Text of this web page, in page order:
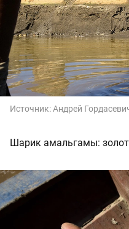
Источник:Андрей
Шарик амальгамы: